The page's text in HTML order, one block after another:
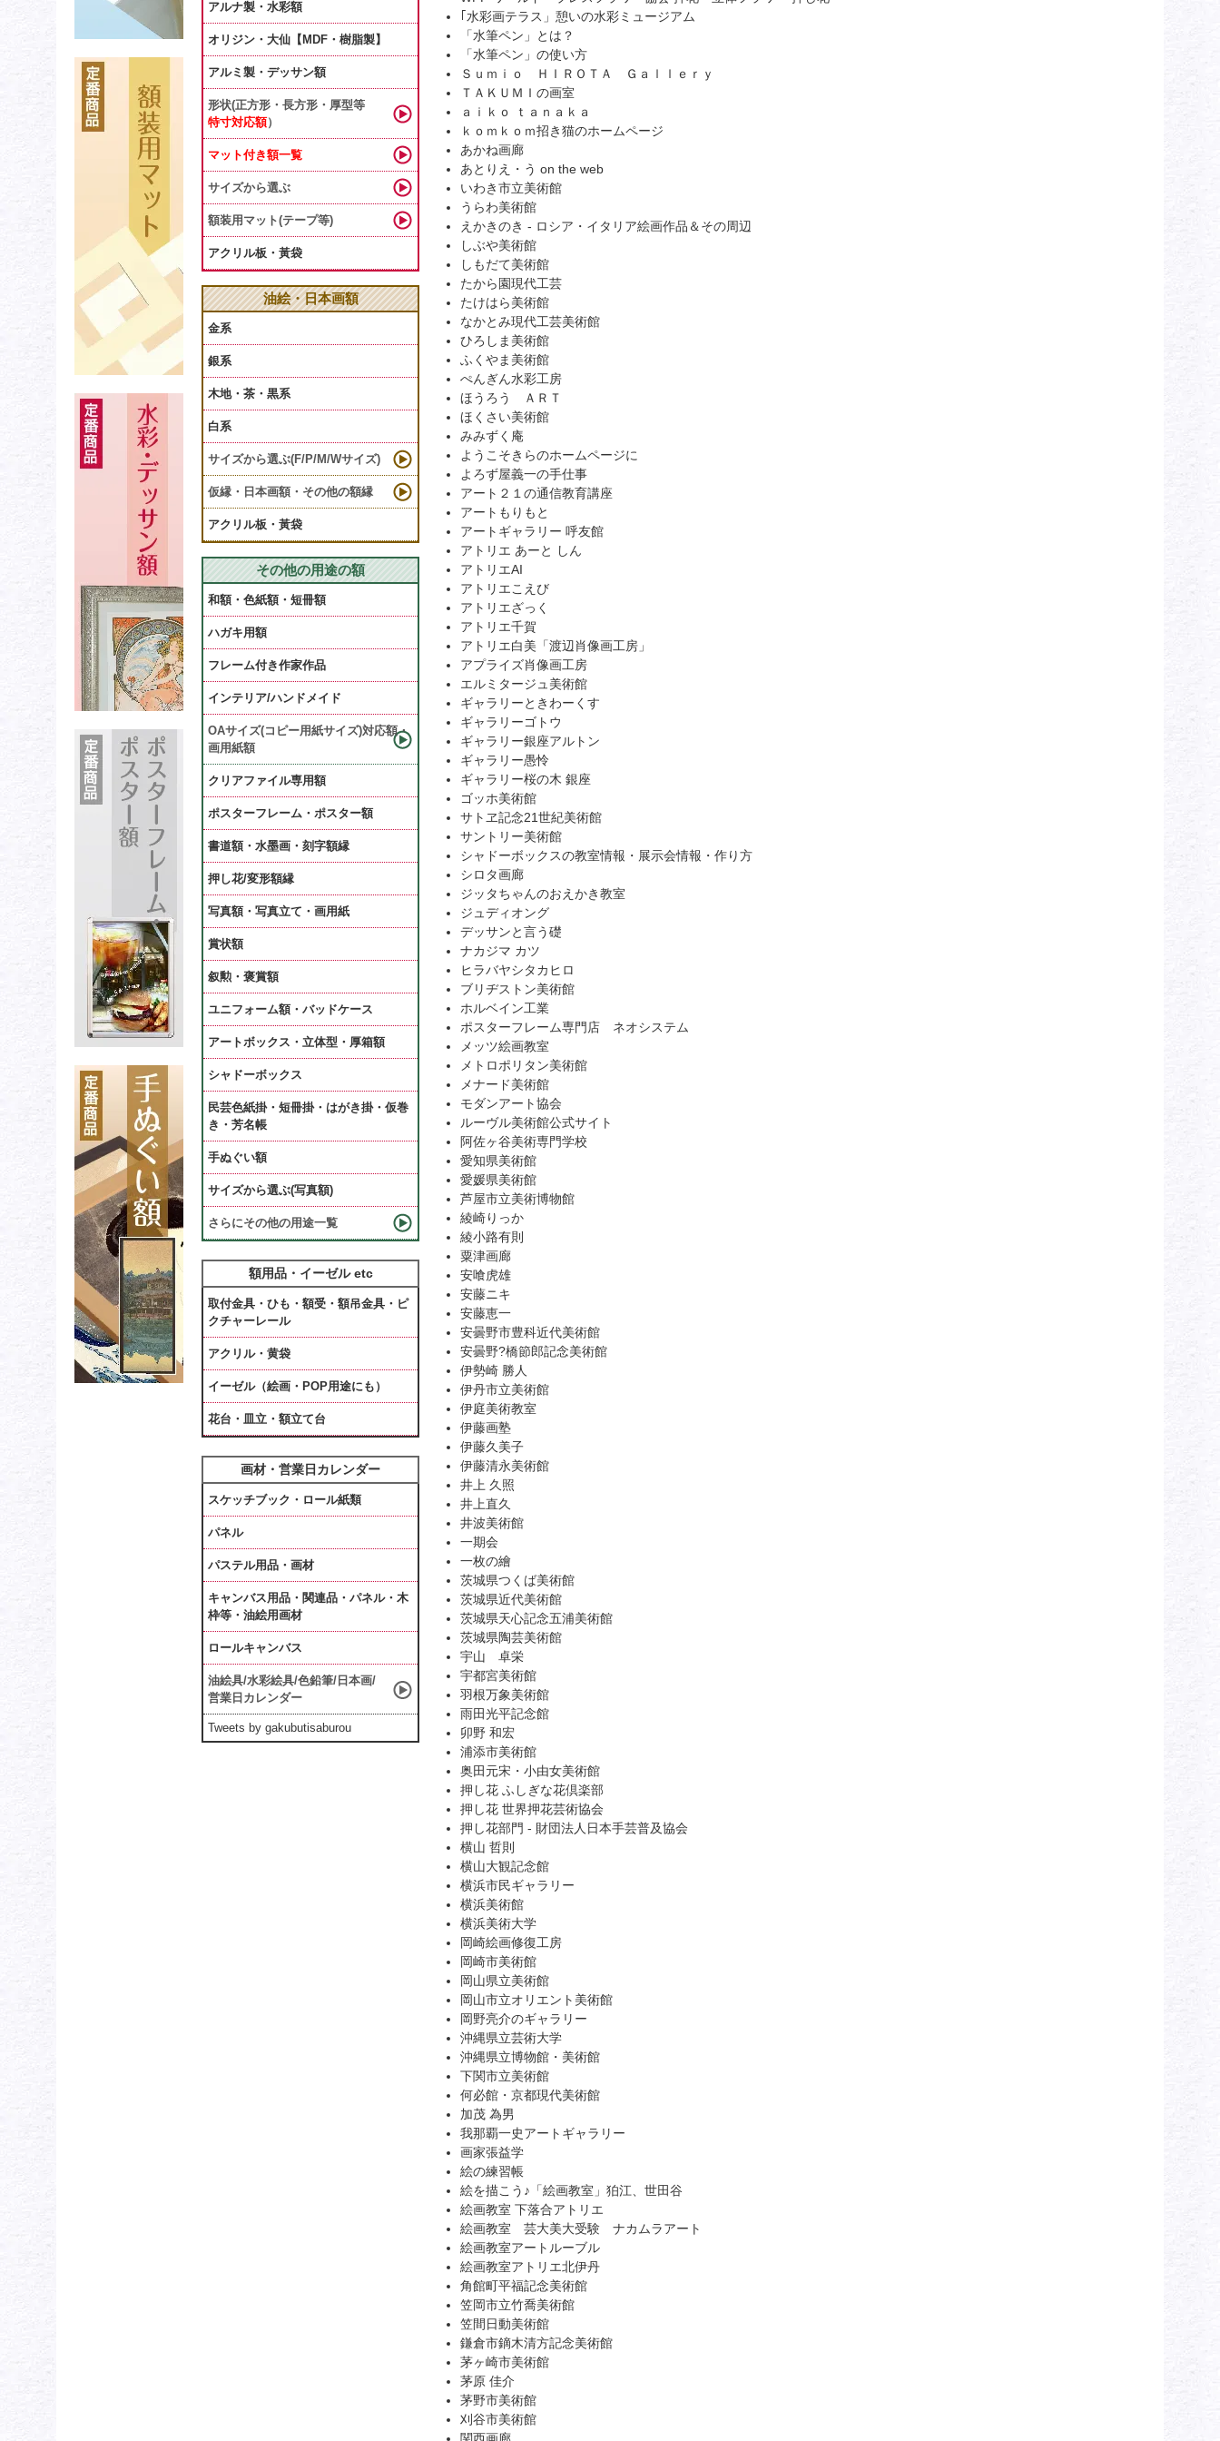
｢水彩画テラス」憩いの水彩ミュージアム
「水筆ペン」とは？
「水筆ペン」の使い方
Ｓｕｍｉｏ ＨＩＲＯＴＡ Ｇａｌｌｅｒｙ
ＴＡＫＵＭＩの画室
ａｉｋｏ ｔａｎａｋａ
ｋｏｍｋｏｍ招き猫のホームページ
あかね画廊
あとりえ・う on the web
いわき市立美術館
うらわ美術館
えかきのき - ロシア・イタリア絵画作品＆その周辺
しぶや美術館
しもだて美術館
たから園現代工芸
たけはら美術館
なかとみ現代工芸美術館
ひろしま美術館
ふくやま美術館
ぺんぎん水彩工房
ほうろう ＡＲＴ
ほくさい美術館
みみずく庵
ようこそきらのホームページに
よろず屋義一の手仕事
アート２１の通信教育講座
アートもりもと
アートギャラリー 呼友館
アトリエ あーと しん
アトリエAI
アトリエこえび
アトリエざっく
アトリエ千賀
アトリエ白美「渡辺肖像画工房」
アプライズ肖像画工房
エルミタージュ美術館
ギャラリーときわーくす
ギャラリーゴトウ
ギャラリー銀座アルトン
ギャラリー愚怜
ギャラリー桜の木 銀座
ゴッホ美術館
サトヱ記念21世紀美術館
サントリー美術館
シャドーボックスの教室情報・展示会情報・作り方
シロタ画廊
ジッタちゃんのおえかき教室
ジュディオング
デッサンと言う礎
ナカジマ カツ
ヒラバヤシタカヒロ
ブリヂストン美術館
ホルベイン工業
ポスターフレーム専門店 ネオシステム
メッツ絵画教室
メトロポリタン美術館
メナード美術館
モダンアート協会
ルーヴル美術館公式サイト
阿佐ヶ谷美術専門学校
愛知県美術館
愛媛県美術館
芦屋市立美術博物館
綾崎りっか
綾小路有則
粟津画廊
安喰虎雄
安藤ニキ
安藤恵一
安曇野市豊科近代美術館
安曇野?橋節郎記念美術館
伊勢崎 勝人
伊丹市立美術館
伊庭美術教室
伊藤画塾
伊藤久美子
伊藤清永美術館
井上 久照
井上直久
井波美術館
一期会
一枚の繪
茨城県つくば美術館
茨城県近代美術館
茨城県天心記念五浦美術館
茨城県陶芸美術館
宇山 卓栄
宇都宮美術館
羽根万象美術館
雨田光平記念館
卯野 和宏
浦添市美術館
奥田元宋・小由女美術館
押し花 ふしぎな花倶楽部
押し花 世界押花芸術協会
押し花部門 - 財団法人日本手芸普及協会
横山 哲則
横山大観記念館
横浜市民ギャラリー
横浜美術館
横浜美術大学
岡崎絵画修復工房
岡崎市美術館
岡山県立美術館
岡山市立オリエント美術館
岡野亮介のギャラリー
沖縄県立芸術大学
沖縄県立博物館・美術館
下関市立美術館
何必館・京都現代美術館
加茂 為男
我那覇一史アートギャラリー
画家張益学
絵の練習帳
絵を描こう♪「絵画教室」狛江、世田谷
絵画教室 下落合アトリエ
絵画教室 芸大美大受験 ナカムラアート
絵画教室アートルーブル
絵画教室アトリエ北伊丹
角館町平福記念美術館
笠岡市立竹喬美術館
笠間日動美術館
鎌倉市鏑木清方記念美術館
茅ヶ崎市美術館
茅原 佳介
茅野市美術館
刈谷市美術館
アルナ製・水彩額
オリジン・大仙【MDF・樹脂製】
アルミ製・デッサン額
形状(正方形・長方形・厚型等
特寸対応額）
マット付き額一覧
サイズから選ぶ
額装用マット(テープ等)
アクリル板・黃袋
油絵・日本画額
金系
銀系
木地・茶・黒系
白系
サイズから選ぶ(F/P/M/Wサイズ)
仮縁・日本画額・その他の額縁
アクリル板・黃袋
その他の用途の額
和額・色紙額・短冊額
ハガキ用額
フレーム付き作家作品
インテリア/ハンドメイド
OAサイズ(コピー用紙サイズ)対応額・
画用紙額
クリアファイル専用額
ポスターフレーム・ポスター額
書道額・水墨画・刻字額縁
押し花/変形額縁
写真額・写真立て・画用紙
賞状額
叙勲・褒賞額
ユニフォーム額・バッドケース
アートボックス・立体型・厚箱額
シャドーボックス
民芸色紙掛・短冊掛・はがき掛・仮巻
き・芳名帳
手ぬぐい額
サイズから選ぶ(写真額)
さらにその他の用途一覧
額用品・イーゼル etc
取付金具・ひも・額受・額吊金具・ピ
クチャーレール
アクリル・黄袋
イーゼル（絵画・POP用途にも）
花台・皿立・額立て台
画材・営業日カレンダー
スケッチブック・ロール紙類
パネル
パステル用品・画材
キャンバス用品・関連品・パネル・木
枠等・油絵用画材
ロールキャンバス
油絵具/水彩絵具/色鉛筆/日本画/
営業日カレンダー
Tweets by gakubutisaburou